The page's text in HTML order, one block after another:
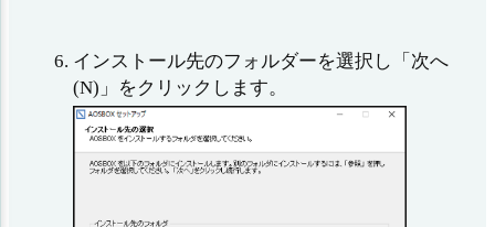
インストール先のフォルダーを選択し「次へ
(N)」をクリックします。